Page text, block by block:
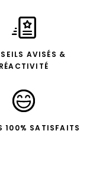
AVISÉS &
RÉACTIVITÉ
100% SATISFAITS